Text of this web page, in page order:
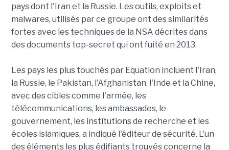
pays dont l'Iran et la Russie. Les outils, exploits et
malwares, utilisés par ce groupe ont des similarités
fortes avec les techniques de la NSA décrites dans
des documents top-secret qui ont fuité en 2013.
Les pays les plus touchés par Equation incluent l'Iran,
la Russie, le Pakistan, l'Afghanistan, l'Inde et la Chine,
avec des cibles comme l'armée, les
télécommunications, les ambassades, le
gouvernement, les institutions de recherche et les
écoles islamiques, a indiqué l'éditeur de sécurité. L'un
des éléments les plus édifiants trouvés concerne la